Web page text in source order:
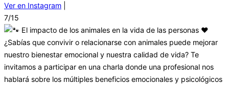
Ver en Instagram
7/15